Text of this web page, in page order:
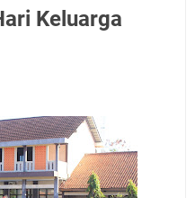
Keluarga